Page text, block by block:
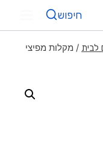
חיפוש
לבית / מקלות מפיצי